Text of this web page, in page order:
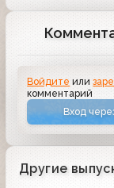
Войдите или
комментарий
Вход
Другие